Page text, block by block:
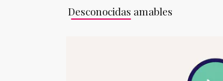
Desconocidas amables